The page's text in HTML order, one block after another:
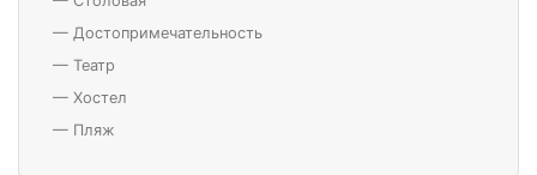
— Достопримечательность
— Театр
— Хостел
— Пляж